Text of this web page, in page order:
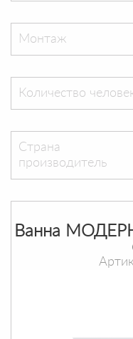
Монтаж
Количество
Страна
производитель
Ванна